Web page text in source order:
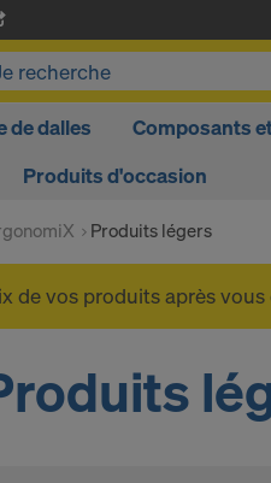
de dalles Composants
Produits d'occasion
Produits légers
de vos produits après vous